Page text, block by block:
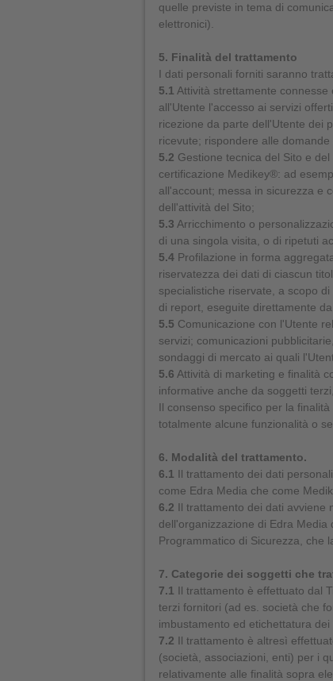
quelle previste in tema di
elettronici).
5. Finalità del trattamento
I dati personali forniti saranno
5.1 Attività strettamente
all'Utente l'accesso ai servizi
ricezione da parte dell'Utente dei
ricevute; rispondere alle
5.2 Gestione tecnica del Sito e
certificazione Medikey®: ad
all'account; messa in sicurezza e
dell'attività del Sito;
5.3 Arricchimento o
di una singola visita, o di ripetuti
5.4Profilazione in forma
riservatezza dei dati di ciascun
specialistiche riservate, a scopo
di report, eseguite direttamente
5.5 Comunicazione con l'Utente
servizi; comunicazioni
sondaggi di mercato ai quali
5.6 Attività di marketing e finalità
informative anche da soggetti
Il consenso specifico per la
totalmente alcune funzionalità o
6. Modalità del trattamento.
6.1 Il trattamento dei dati
come Edra Media che come
6.2 Il trattamento dei dati avviene
dell'organizzazione di Edra
Programmatico di Sicurezza, che
7. Categorie dei soggetti che
7.1 Il trattamento è effettuato dal
terzi fornitori (ad es. società che
imbustamento ed etichettatura
7.2 Il trattamento è altresì
(società, associazioni, enti) per i
relativamente alle finalità sopra